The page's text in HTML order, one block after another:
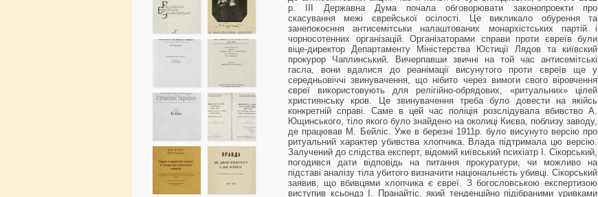
р. III Державна Дума почала обговорювати законопроекти про
скасування межі єврейської осілості. Це викликало обурення та
занепокоєння антисемітськи налаштованих монархістських партій і
чорносотенних організацій. Організаторами справи проти євреїв були
віце-директор Департаменту Міністерства Юстиції Лядов та київский
прокурор Чаплинський. Вичерпавши звичні на той час антисемітські
гасла, вони вдалися до реанімації висунутого проти євреїв ще у
середньовіччі звинувачення, що нібито через вимоги свого віровчення
євреї використовують для релігійно-обрядових, «ритуальних» цілей
християнську кров. Це звинувачення треба було довести на якійсь
конкретній справі. Саме в цей час поліція розслідувала вбивство А.
Ющинського, тіло якого було знайдено на околиці Києва, поблизу заводу,
де працював М. Бейліс. Уже в березні 1911р. було висунуто версію про
ритуальний характер убивства хлопчика. Влада підтримала цю версію.
Залучений до слідства експерт, відомий київський психіатр І. Сікорський,
погодився дати відповідь на питання прокуратури, чи можливо на
підставі аналізу тіла убитого визначити національність убивці. Сікорський
заявив, що вбивцями хлопчика є євреї. З богословською експертизою
виступив ксьондз І. Пранайтіс, який тенденційно підібраними уривками